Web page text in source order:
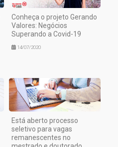
Conheça o projeto Gerando
Valores: Negócios
Superando a Covid-19
14/07/2020
Está aberto processo
seletivo para vagas
remanescentes no